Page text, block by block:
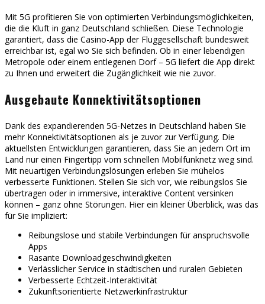
Mit 5G profitieren Sie von optimierten Verbindungsmöglichkeiten,
die die Kluft in ganz Deutschland schließen. Diese Technologie
garantiert, dass die Casino-App der Fluggesellschaft bundesweit
erreichbar ist, egal wo Sie sich befinden. Ob in einer lebendigen
Metropole oder einem entlegenen Dorf – 5G liefert die App direkt
zu Ihnen und erweitert die Zugänglichkeit wie nie zuvor.
Ausgebaute Konnektivitätsoptionen
Dank des expandierenden 5G-Netzes in Deutschland haben Sie
mehr Konnektivitätsoptionen als je zuvor zur Verfügung. Die
aktuellsten Entwicklungen garantieren, dass Sie an jedem Ort im
Land nur einen Fingertipp vom schnellen Mobilfunknetz weg sind.
Mit neuartigen Verbindungslösungen erleben Sie mühelos
verbesserte Funktionen. Stellen Sie sich vor, wie reibungslos Sie
übertragen oder in immersive, interaktive Content versinken
können – ganz ohne Störungen. Hier ein kleiner Überblick, was das
für Sie impliziert:
Reibungslose und stabile Verbindungen für anspruchsvolle
Apps
Rasante Downloadgeschwindigkeiten
Verlässlicher Service in städtischen und ruralen Gebieten
Verbesserte Echtzeit-Interaktivität
Zukunftsorientierte Netzwerkinfrastruktur